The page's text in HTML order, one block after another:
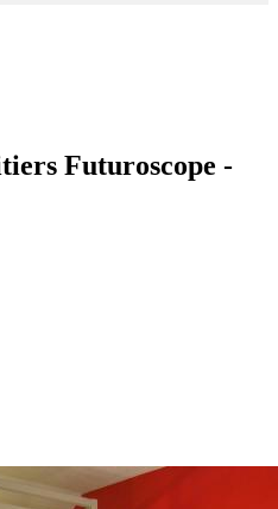
Futuroscope -